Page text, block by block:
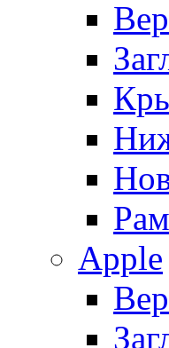
Apple